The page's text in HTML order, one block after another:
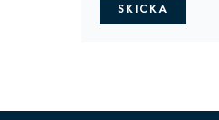
SKICKA